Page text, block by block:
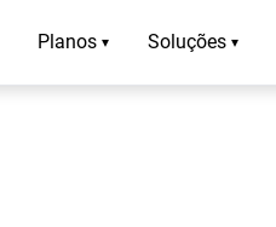
Planos ▾ Soluções ▾